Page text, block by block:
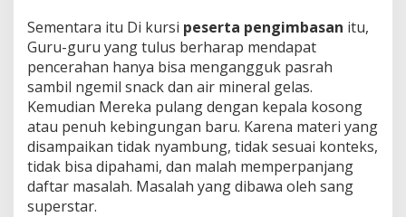
Sementara itu Di kursi peserta pengimbasan itu,
Guru-guru yang tulus berharap mendapat
pencerahan hanya bisa mengangguk pasrah
sambil ngemil snack dan air mineral gelas.
Kemudian Mereka pulang dengan kepala kosong
atau penuh kebingungan baru. Karena materi yang
disampaikan tidak nyambung, tidak sesuai konteks,
tidak bisa dipahami, dan malah memperpanjang
daftar masalah. Masalah yang dibawa oleh sang
superstar.